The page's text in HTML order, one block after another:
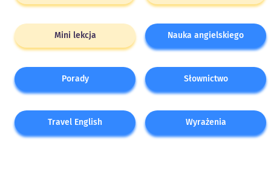
Mini lekcja Nauka angielskiego
Porady Słownictwo
Travel English Wyrażenia